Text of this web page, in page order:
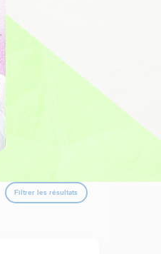
Filtrer les résultats